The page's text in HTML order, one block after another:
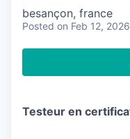
besançon, france
Posted on Feb 12, 2026
Testeur en